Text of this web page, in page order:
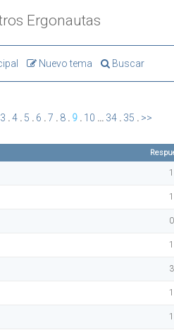
Ergonautas
Nuevo tema Buscar
3 . 4. 5 . 6 . 7 . 8. 9. 10 ... 34. 35 . >>
1
1
0
1
3
1
1